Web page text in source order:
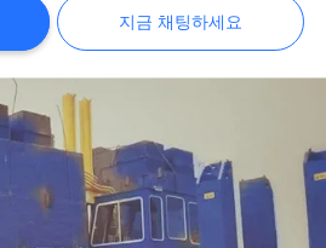
지금 채팅하세요